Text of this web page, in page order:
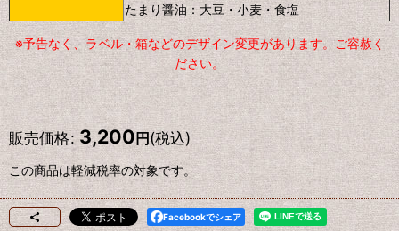
たまり醤油： 大豆・小麦・食塩
※予告なく、ラベル・箱などのデザイン変更があります。ご容赦く
ださい。
販売価格: 3,200円(税込)
この商品は軽減税率の対象です。
Facebookでシェア